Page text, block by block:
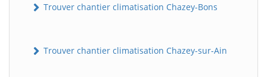
Trouver chantier climatisation Chazey-Bons
Trouver chantier climatisation Chazey-sur-Ain